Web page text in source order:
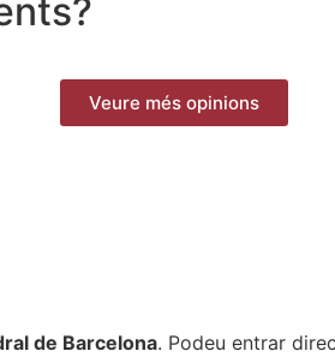
Veure més opinions
de Barcelona. Podeu entrar